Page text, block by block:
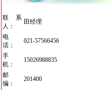
联系
人：
田经理
电
话：
021-57566456
手
机：
15026988835
邮
编：
201400